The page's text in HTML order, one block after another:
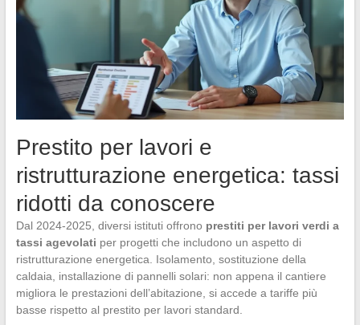
Prestito per lavori e
ristrutturazione energetica: tassi
ridotti da conoscere
Dal 2024-2025, diversi istituti offrono prestiti per lavori verdi a
tassi agevolati per progetti che includono un aspetto di
ristrutturazione energetica. Isolamento, sostituzione della
caldaia, installazione di pannelli solari: non appena il cantiere
migliora le prestazioni dell’abitazione, si accede a tariffe più
basse rispetto al prestito per lavori standard.